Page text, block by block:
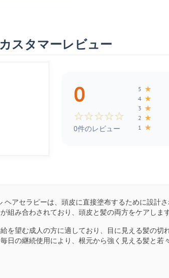
カスタマーレビュー
0
☆☆☆☆☆
0件のレビュー
5 ★
4 ★
3 ★
2 ★
1
★
ヘアセラピーは、頭皮に直接塗布するために設計
組み合わされており、頭皮と髪の両方をケアします
を望む成人の方に適しており、目に見える髪の
日の継続使用により、根元から強く見える髪と若